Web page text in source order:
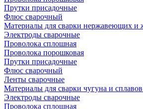
Прутки присадочные
Флюс сварочный
Материалы для сварки нержавеющих и
Электроды сварочные
Проволока сплошная
Проволока порошковая
Прутки присадочные
Флюс сварочный
Ленты сварочные
Материалы для сварки чугуна и
Электроды сварочные
Проволока сплошная